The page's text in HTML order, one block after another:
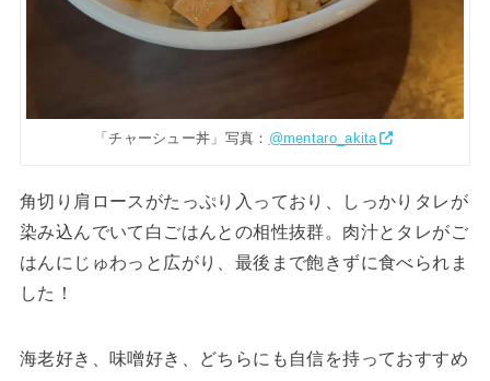
「チャーシュー丼」写真： @mentaro_akita
角切り肩ロースがたっぷり入っており、しっかりタレが
染み込んでいて白ごはんとの相性抜群。肉汁とタレがご
はんにじゅわっと広がり、最後まで飽きずに食べられま
した！
海老好き、味噌好き、どちらにも自信を持っておすすめ